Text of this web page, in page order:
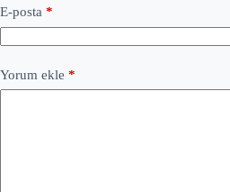
E-posta *
Yorum ekle *